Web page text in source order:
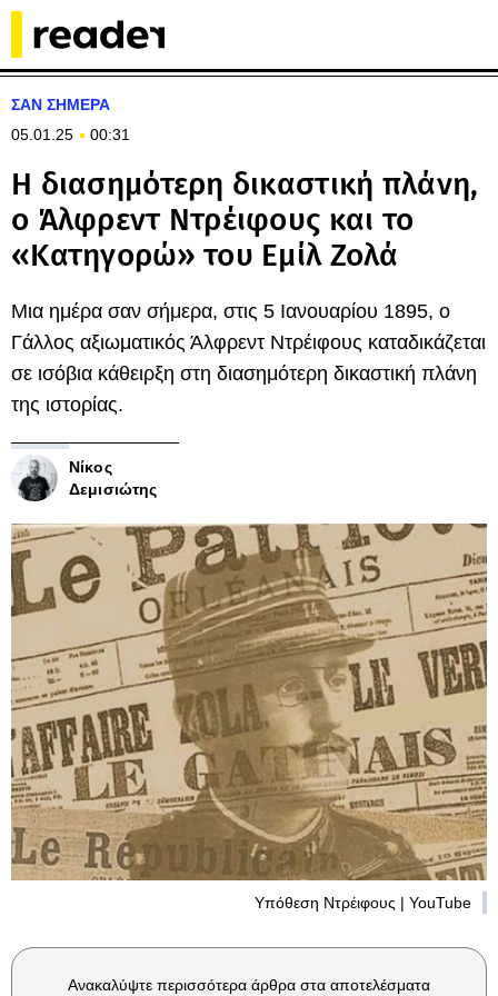
ΣΑΝ ΣΗΜΕΡΑ
05.01.25
00:31
Η διασημότερη δικαστική πλάνη,
ο Άλφρεντ Ντρέιφους και το
«Κατηγορώ» του Εμίλ Ζολά
Μια ημέρα σαν σήμερα, στις 5 Ιανουαρίου 1895, ο
Γάλλος αξιωματικός Άλφρεντ Ντρέιφους καταδικάζεται
σε ισόβια κάθειρξη στη διασημότερη δικαστική πλάνη
της ιστορίας.
Νίκος
Δεμισιώτης
Υπόθεση Ντρέιφους | YouTube
Ανακαλύψτε περισσότερα άρθρα στα αποτελέσματα